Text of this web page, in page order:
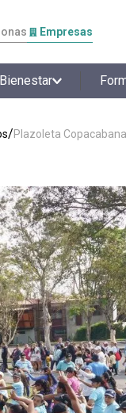
Empresas
Bienestar
Plazoleta